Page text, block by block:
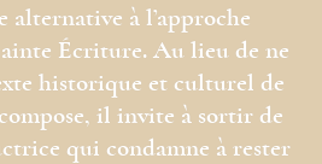
alternative à l’approche
Écriture. Au lieu de ne
historique et culturel de
il invite à sortir de
qui condamne à rester